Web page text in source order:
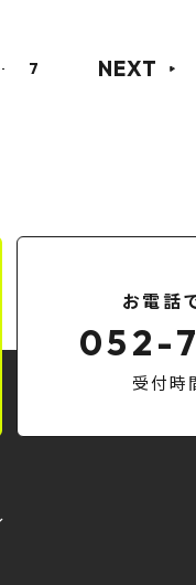
NEXT
7
お電話
052-
受付時